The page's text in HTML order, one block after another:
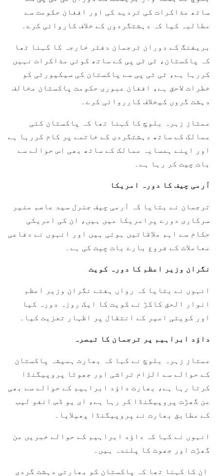
ساتھ مذاکرات کی تردید کی اور افغان حکومت سے
مطالبہ کیا کہ دہشتگردوں کے خلاف کاروائی کرے۔
بریفنگ کے دوران ترجمان دفتر خارجہ کا کہنا تھا
کہ پاکستان، ٹی ٹی پی کے ساتھ کوئی مذاکرات نہیں
کررہا ہے، ٹی ٹی پی سے پاکستان کی سیکیورٹی کو
خطرات لاحق ہے، افغان عبوری حکومت پاکستان مخالف
دہشت گروں کیخلاف کارروائی کرے۔
ممتاز زہرہ بلوچ کا کہنا تھا کہ پاکستان کئی
ممالک کے ساتھ دہشتگردی کے خاتمے پر کام کررہا ہے
اور اپنے ہمسایہ ممالک کے ساتھ بھی اس حوالے سے
بات چیت کر رہا ہے۔
آرمی چیف کا دورہ امریکا
ترجمان نے بتایا کہ آرمی چیف جنرل سید عاصم منیر
سرکاری دورے پرامریکا میں ہیں، ان کی امریکی
حکام سے اہم ملاقاتیں ہوئی ہیں اور انہوں نے دفاعی
معاملات کے فروغ بارے بات چیت کی ہے۔
نگران وزیر اعظم کا دورہ کویت
انہوں نے بتایا کہ رواں ہفتے نگران وزیر اعظم
انوار الحق کاکڑ نے کویت کا ایک روزہ دورہ کیا
اور کویتی امیر کے انتقال پر اظہار تعزیت کیا۔
داؤد ابراہیم پر ترجمان کا تبصرہ
ممتاز زہرہ بلوچ نے کہا کہ بھارت ہمیشہ پاکستان
کے حوالے سے الزام تراشی اور جھوٹا پروپیگنڈا
کرتا رہا ہے، بھارت داؤد ابراہیم کے حوالے سے بھی
من گھڑت پروپیگنڈا کر رہا ہے، ای یو ڈس انفو لیب
کے مطابق بھارت نے پروپیگنڈا پھیلایا۔
انہوں نے کہا کہ داؤد ابراہیم کے حوالے خبریں من
گھڑت اور جھوٹ کا پلندہ ہیں۔
ان کا کہنا تھا کہ پاکستان کو بھارتی دہشت گردی